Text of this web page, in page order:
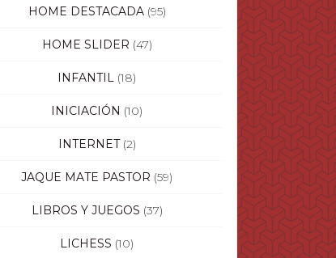
HOME DESTACADA(95)
HOME SLIDER (47)
INFANTIL (18)
INICIACIÓN (10)
INTERNET(2)
JAQUE MATE PASTOR (59)
LIBROS Y JUEGOS (37)
LICHESS (10)